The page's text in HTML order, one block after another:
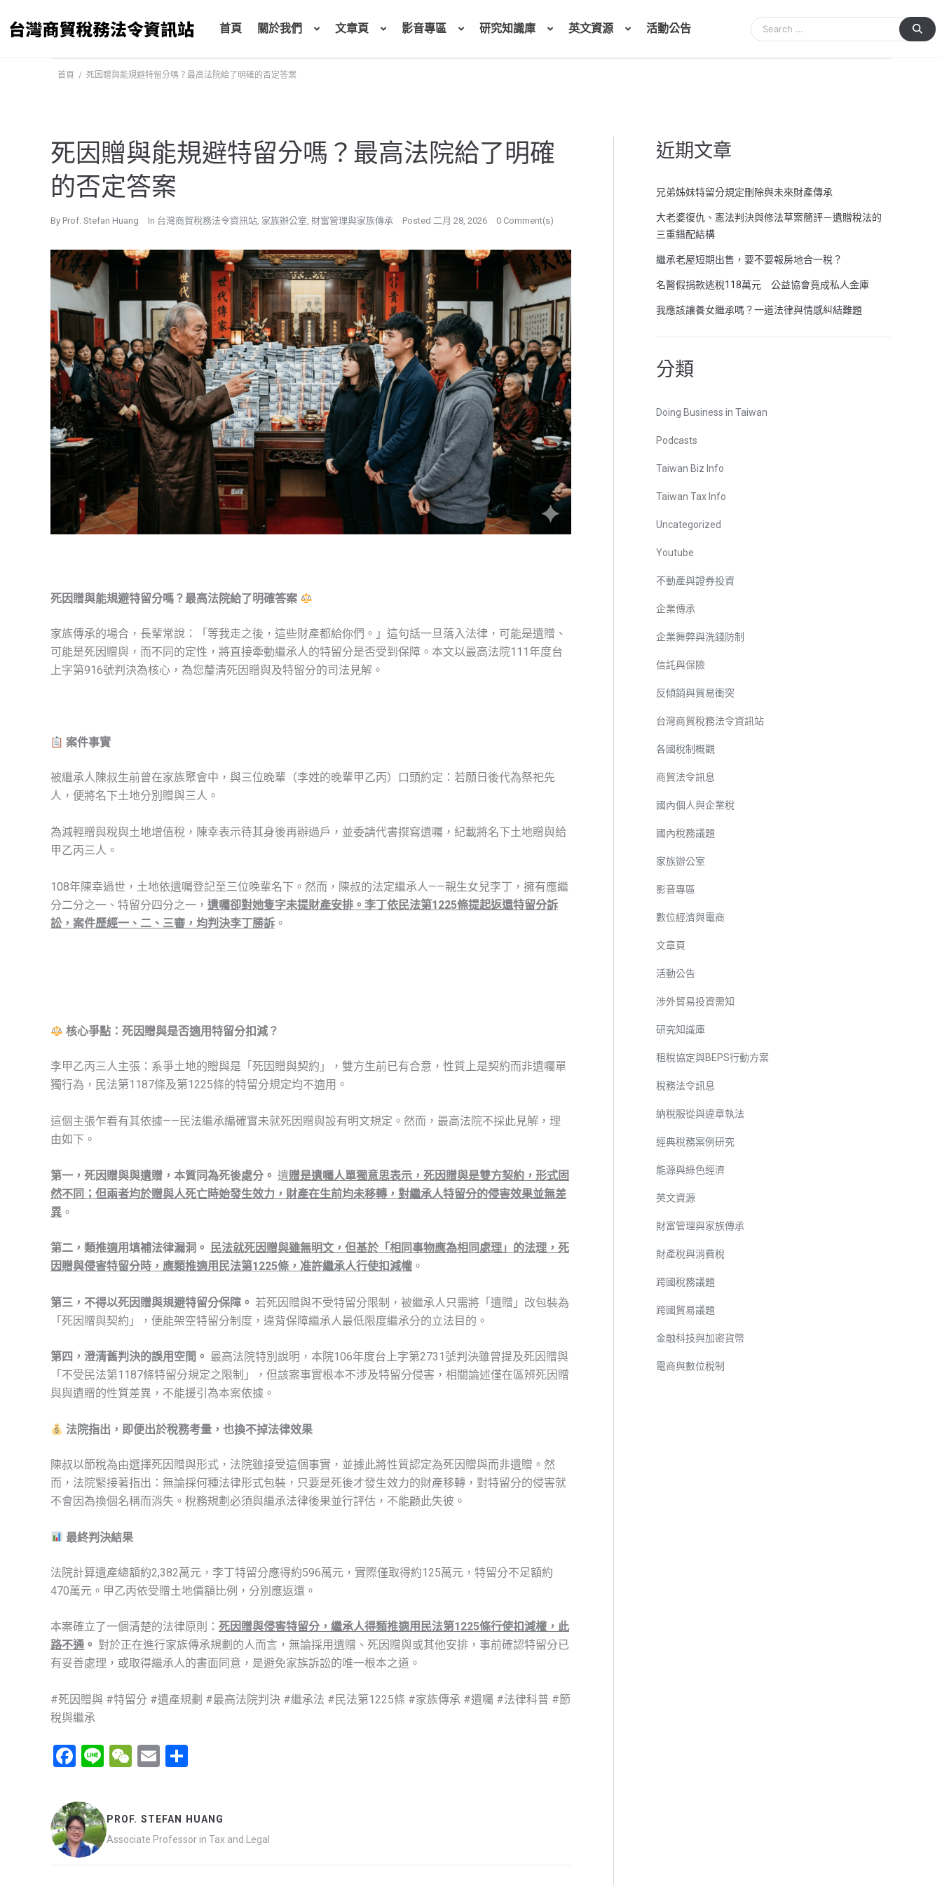
至
首頁 關於我們 文章頁 影音專區 研究知識庫 英文資源 活動公告
首頁 / 死因贈與能規避特留分嗎？最高法院給了明確的否定答案
死因贈與能規避特留分嗎？最高法院給了明確
的否定答案
By Prof. Stefan Huang In 台灣商貿稅務法令資訊站, 家族辦公室, 財富管理與家族傳承 Posted 二月 28, 2026 0 Comment(s)
死因贈與能規避特留分嗎？最高法院給了明確答案
家族傳承的場合，長輩常說：「等我走之後，這些財產都給你們。」這句話一旦落入法律，可能是遺贈、
可能是死因贈與，而不同的定性，將直接牽動繼承人的特留分是否受到保障。本文以最高法院111年度台
上字第916號判決為核心，為您釐清死因贈與及特留分的司法見解。
案件事實
被繼承人陳叔生前曾在家族聚會中，與三位晚輩（李姓的晚輩甲乙丙）口頭約定：若願日後代為祭祀先
人，便將名下土地分別贈與三人。
為減輕贈與稅與土地增值稅，陳幸表示待其身後再辦過戶，並委請代書撰寫遺囑，紀載將名下土地贈與給
甲乙丙三人。
108年陳幸過世，土地依遺囑登記至三位晚輩名下。然而，陳叔的法定繼承人——親生女兒李丁，擁有應繼
分二分之一、特留分四分之一， 遺囑卻對她隻字未提財產安排。李丁依民法第1225條提起返還特留分訴
訟，案件歷經一、二、三審，均判決李丁勝訴 。
核心爭點：死因贈與是否適用特留分扣減？
李甲乙丙三人主張：系爭土地的贈與是「死因贈與契約」，雙方生前已有合意，性質上是契約而非遺囑單
獨行為，民法第1187條及第1225條的特留分規定均不適用。
這個主張乍看有其依據——民法繼承編確實未就死因贈與設有明文規定。然而，最高法院不採此見解，理
由如下。
第一，死因贈與與遺贈，本質同為死後處分。 遺贈是遺囑人單獨意思表示，死因贈與是雙方契約，形式固
然不同；但兩者均於贈與人死亡時始發生效力，財產在生前均未移轉，對繼承人特留分的侵害效果並無差
異 。
第二，類推適用填補法律漏洞。
民法就死因贈與雖無明文，但基於「相同事物應為相同處理」的法理，死
因贈與侵害特留分時，應類推適用民法第1225條，准許繼承人行使扣減權 。
第三，不得以死因贈與規避特留分保障。 若死因贈與不受特留分限制，被繼承人只需將「遺贈」改包裝為
「死因贈與契約」，便能架空特留分制度，違背保障繼承人最低限度繼承分的立法目的。
第四，澄清舊判決的誤用空間。 最高法院特別說明，本院106年度台上字第2731號判決雖曾提及死因贈與
「不受民法第1187條特留分規定之限制」，但該案事實根本不涉及特留分侵害，相關論述僅在區辨死因贈
與與遺贈的性質差異，不能援引為本案依據。
法院指出，即便出於稅務考量，也換不掉法律效果
陳叔以節稅為由選擇死因贈與形式，法院雖接受這個事實，並據此將性質認定為死因贈與而非遺贈。然
而，法院緊接著指出：無論採何種法律形式包裝，只要是死後才發生效力的財產移轉，對特留分的侵害就
不會因為換個名稱而消失。稅務規劃必須與繼承法律後果並行評估，不能顧此失彼。
最終判決結果
法院計算遺產總額約2,382萬元，李丁特留分應得約596萬元，實際僅取得約125萬元，特留分不足額約
470萬元。甲乙丙依受贈土地價額比例，分別應返還。
本案確立了一個清楚的法律原則： 死因贈與侵害特留分，繼承人得類推適用民法第1225條行使扣減權，此
路不通 。 對於正在進行家族傳承規劃的人而言，無論採用遺贈、死因贈與或其他安排，事前確認特留分已
有妥善處理，或取得繼承人的書面同意，是避免家族訴訟的唯一根本之道。
#死因贈與 #特留分 #遺產規劃 #最高法院判決 #繼承法 #民法第1225條 #家族傳承 #遺囑 #法律科普 #節
稅與繼承
F
ce
b
o
o
Li
W
h
at
E
PROF. STEFAN HUANG
Associate Professor in Tax and Legal
近期文章
兄弟姊妹特留分規定刪除與未來財產傳承
大老婆復仇、憲法判決與修法草案簡評－遺贈稅法的
三重錯配結構
繼承老屋短期出售，要不要報房地合一稅？
名醫假捐款逃稅118萬元 公益協會竟成私人金庫
我應該讓養女繼承嗎？一道法律與情感糾結難題
分類
Doing Business in Taiwan
Podcasts
Taiwan Biz Info
Taiwan Tax Info
Uncategorized
Youtube
不動產與證券投資
企業傳承
企業舞弊與洗錢防制
信託與保險
反傾銷與貿易衝突
台灣商貿稅務法令資訊站
各國稅制概觀
商貿法令訊息
國內個人與企業稅
國內稅務議題
家族辦公室
影音專區
數位經濟與電商
文章頁
活動公告
涉外貿易投資需知
研究知識庫
租稅協定與BEPS行動方案
稅務法令訊息
納稅服從與違章執法
經典稅務案例研究
能源與綠色經濟
英文資源
財富管理與家族傳承
財產稅與消費稅
跨國稅務議題
跨國貿易議題
金融科技與加密貨幣
電商與數位稅制